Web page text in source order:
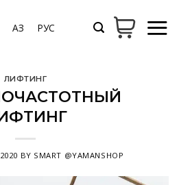
ҚАЗ РУС
ЛИФТИНГ
BY SMART @YAMANSHOP